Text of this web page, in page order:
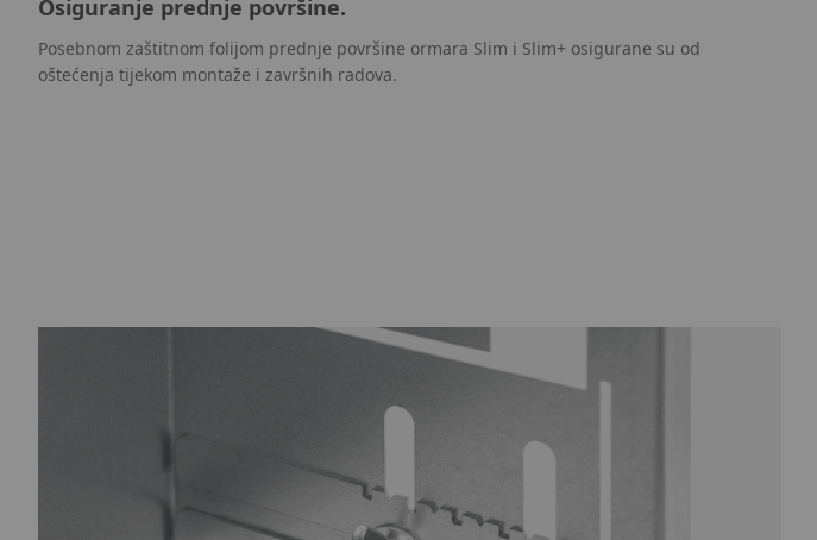
Osiguranje prednje površine.
Posebnom zaštitnom folijom prednje površine ormara Slim i Slim+ osigurane su od
oštećenja tijekom montaže i završnih radova.